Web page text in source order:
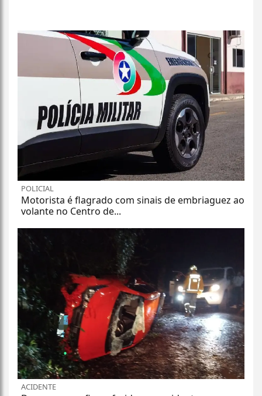
POLICIAL
Motorista é flagrado com sinais de embriaguez ao
volante no Centro de...
ACIDENTE